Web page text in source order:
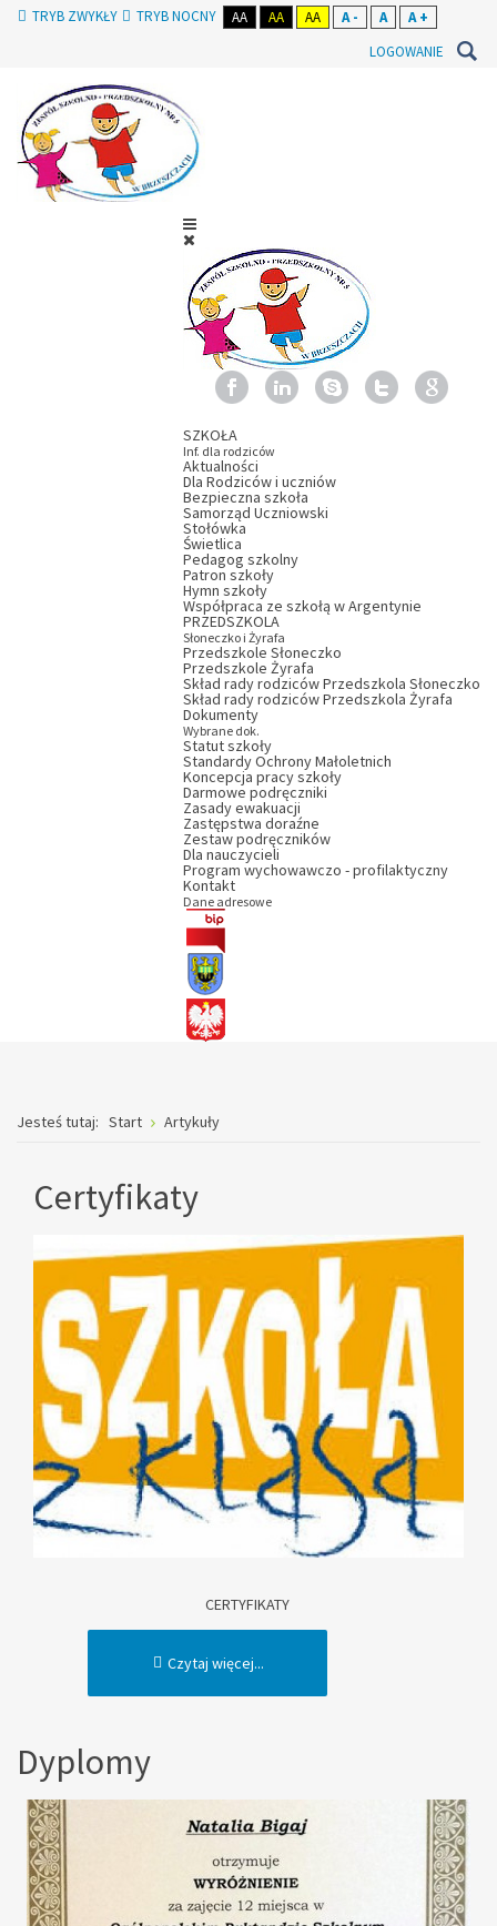
TRYB ZWYKŁY TRYB NOCNY AA AA AA A - A
A +
LOGOWANIE
SZKOŁA
Inf. dla rodziców
Aktualności
Dla Rodziców i uczniów
Bezpieczna szkoła
Samorząd Uczniowski
Stołówka
Świetlica
Pedagog szkolny
Patron szkoły
Hymn szkoły
Współpraca ze szkołą w Argentynie
PRZEDSZKOLA
Słoneczko i Żyrafa
Przedszkole Słoneczko
Przedszkole Żyrafa
Skład rady rodziców Przedszkola Słoneczko
Skład rady rodziców Przedszkola Żyrafa
Dokumenty
Wybrane dok.
Statut szkoły
Standardy Ochrony Małoletnich
Koncepcja pracy szkoły
Darmowe podręczniki
Zasady ewakuacji
Zastępstwa doraźne
Zestaw podręczników
Dla nauczycieli
Program wychowawczo - profilaktyczny
Kontakt
Dane adresowe
Jesteś tutaj: Start Artykuły
Certyfikaty
CERTYFIKATY
Czytaj więcej...
Dyplomy